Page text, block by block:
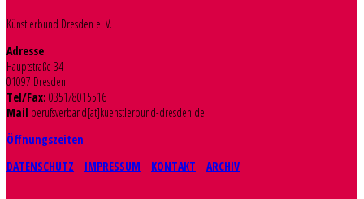
Künstlerbund Dresden e. V.
Adresse
Hauptstraße 34
01097 Dresden
Tel/Fax: 0351/8015516
Mail berufsverband[at]kuenstlerbund-dresden.de
Öffnungszeiten
DATENSCHUTZ – IMPRESSUM – KONTAKT –ARCHIV